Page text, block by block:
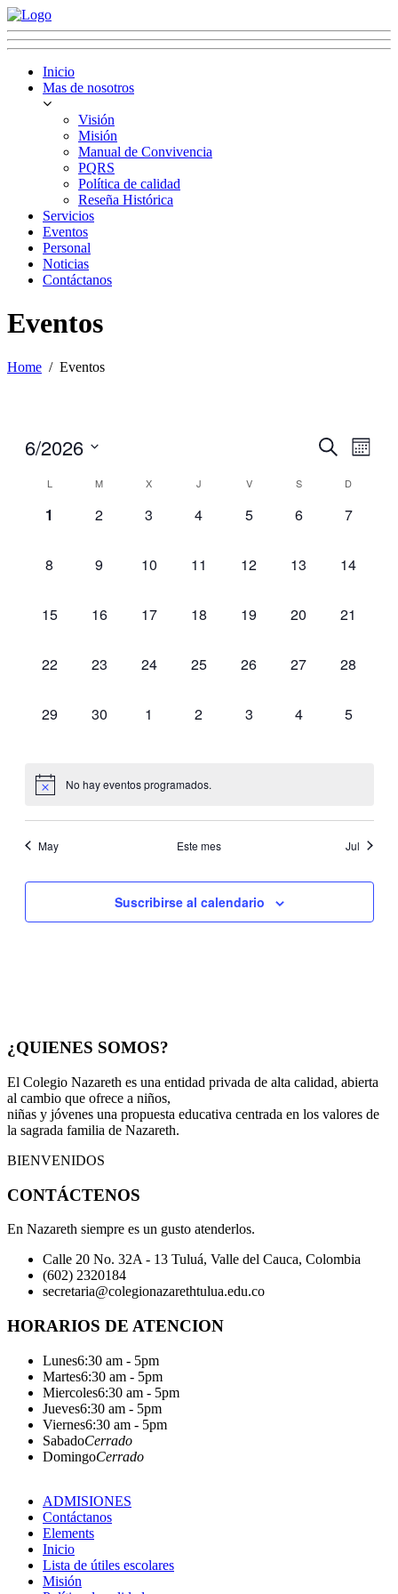
Inicio
Mas de nosotros
Visión
Misión
Manual de Convivencia
PQRS
Política de calidad
Reseña Histórica
Servicios
Eventos
Personal
Noticias
Contáctanos
Eventos
Home Eventos
búsqueda
Buscar
de
Mes
6/2026
fecha.
Calendario
L M X J V S D
0
1
0
2
0
3
0
4
0
5
0
6
0
7
0
8
0
9
0
10
0
11
0
12
0
13
0
14
0
15
0
16
0
17
0
18
0
19
0
20
0
21
0
22
0
23
0
24
0
25
0
26
0
27
0
28
0
29
0
30
0
1
0
2
0
3
0
4
0
5
No hay eventos programados.
May Este mes Jul
Suscribirse al calendario
¿QUIENES SOMOS?
El Colegio Nazareth es una entidad privada de alta calidad, abierta
al cambio que ofrece a niños,
niñas y jóvenes una propuesta educativa centrada en los valores de
la sagrada familia de Nazareth.
BIENVENIDOS
CONTÁCTENOS
En Nazareth siempre es un gusto atenderlos.
Calle 20 No. 32A - 13 Tuluá, Valle del Cauca, Colombia
(602) 2320184
secretaria@colegionazarethtulua.edu.co
HORARIOS DE ATENCION
Lunes6:30 am - 5pm
Martes6:30 am - 5pm
Miercoles6:30 am - 5pm
Jueves6:30 am - 5pm
Viernes6:30 am - 5pm
SabadoCerrado
DomingoCerrado
ADMISIONES
Contáctanos
Elements
Inicio
Lista de útiles escolares
Misión